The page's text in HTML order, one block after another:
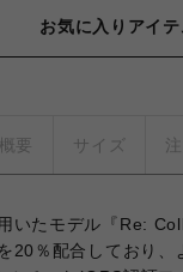
お気に入りアイ
概要 サイズ
いたモデル『Re:
20％配合しており